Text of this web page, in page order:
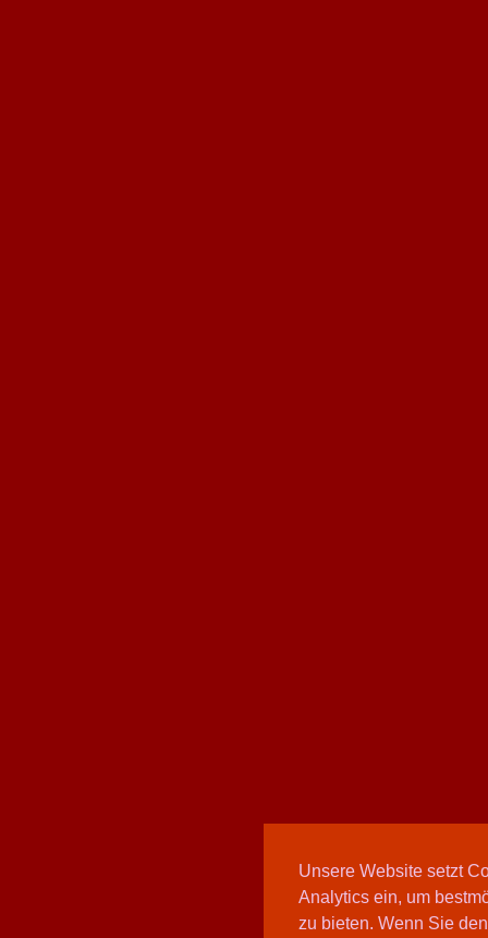
Unsere Website setzt
Analytics ein, um
zu bieten. Wenn Sie